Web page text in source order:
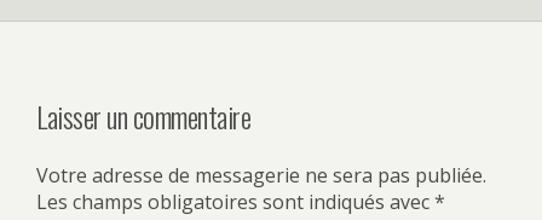
Laisser un commentaire
Votre adresse de messagerie ne sera pas publiée.
Les champs obligatoires sont indiqués avec*